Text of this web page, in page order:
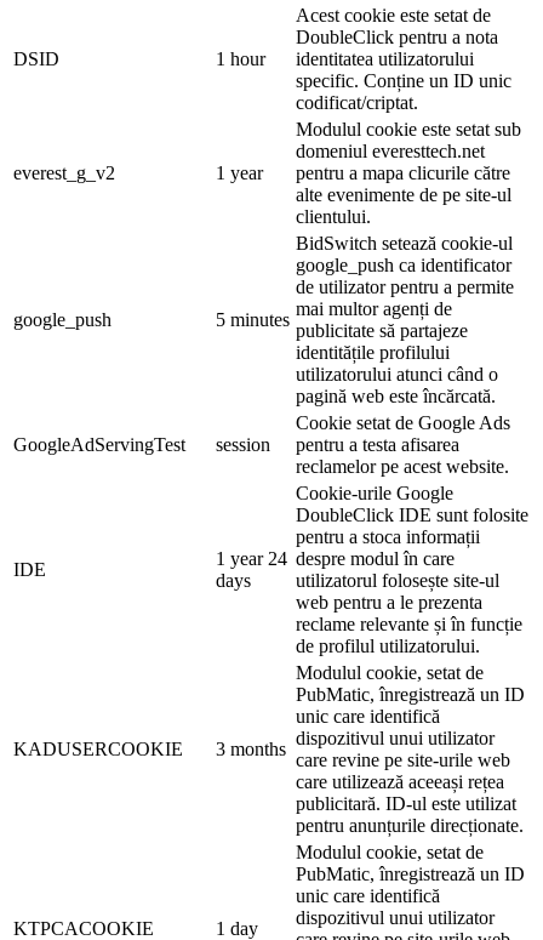
DSID 1 hour
Acest cookie este setat de
DoubleClick pentru a nota
identitatea utilizatorului
specific. Conține un ID unic
codificat/criptat.
everest_g_v2 1 year
Modulul cookie este setat sub
domeniul everesttech.net
pentru a mapa clicurile către
alte evenimente de pe site-ul
clientului.
google_push 5 minutes
BidSwitch setează cookie-ul
google_push ca identificator
de utilizator pentru a permite
mai multor agenți de
publicitate să partajeze
identitățile profilului
utilizatorului atunci când o
pagină web este încărcată.
GoogleAdServingTest session
Cookie setat de Google Ads
pentru a testa afisarea
reclamelor pe acest website.
IDE
1 year 24
days
Cookie-urile Google
DoubleClick IDE sunt folosite
pentru a stoca informații
despre modul în care
utilizatorul folosește site-ul
web pentru a le prezenta
reclame relevante și în funcție
de profilul utilizatorului.
KADUSERCOOKIE 3 months
Modulul cookie, setat de
PubMatic, înregistrează un ID
unic care identifică
dispozitivul unui utilizator
care revine pe site-urile web
care utilizează aceeași rețea
publicitară. ID-ul este utilizat
pentru anunțurile direcționate.
KTPCACOOKIE 1 day
Modulul cookie, setat de
PubMatic, înregistrează un ID
unic care identifică
dispozitivul unui utilizator